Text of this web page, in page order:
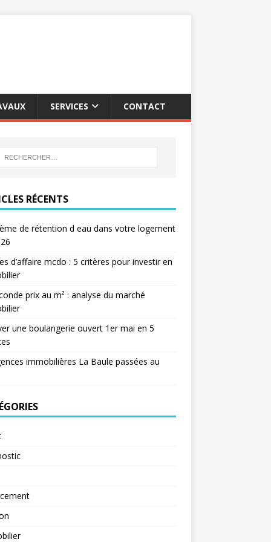
SERVICES CONTACT
RÉCENTS
de rétention d eau dans votre logement
d’affaire mcdo : 5 critères pour investir en
prix au m² : analyse du marché
une boulangerie ouvert 1er mai en 5
immobilières La Baule passées au